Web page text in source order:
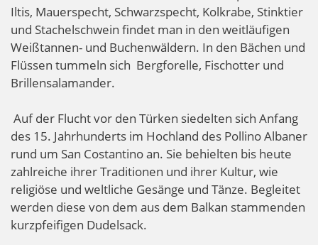
Iltis, Mauerspecht, Schwarzspecht, Kolkrabe, Stinktier
und Stachelschwein findet man in den weitläufigen
Weißtannen- und Buchenwäldern. In den Bächen und
Flüssen tummeln sich Bergforelle, Fischotter und
Brillensalamander.
Auf der Flucht vor den Türken siedelten sich Anfang
des 15. Jahrhunderts im Hochland des Pollino Albaner
rund um San Costantino an. Sie behielten bis heute
zahlreiche ihrer Traditionen und ihrer Kultur, wie
religiöse und weltliche Gesänge und Tänze. Begleitet
werden diese von dem aus dem Balkan stammenden
kurzpfeifigen Dudelsack.